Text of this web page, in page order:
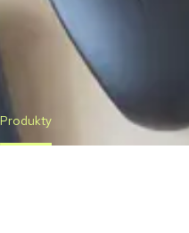
Produkty